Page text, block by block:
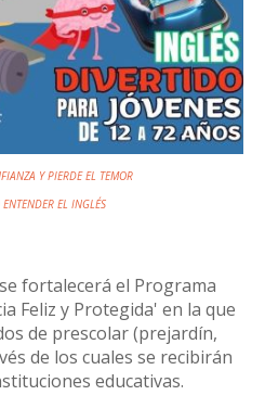
Y PIERDE EL TEMOR
ENTENDER EL INGLÉS
fortalecerá el Programa
Feliz y Protegida' en la que
de prescolar (prejardín,
de los cuales se recibirán
educativas.